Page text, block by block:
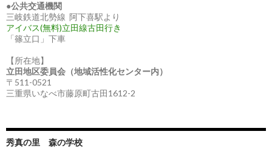
●公共交通機関
三岐鉄道北勢線 阿下喜駅より
アイバス(無料)立田線古田行き
「篠立口」下車
【所在地】
立田地区委員会（地域活性化センター内）
〒511-0521
三重県いなべ市藤原町古田1612-2
秀真の里 森の学校